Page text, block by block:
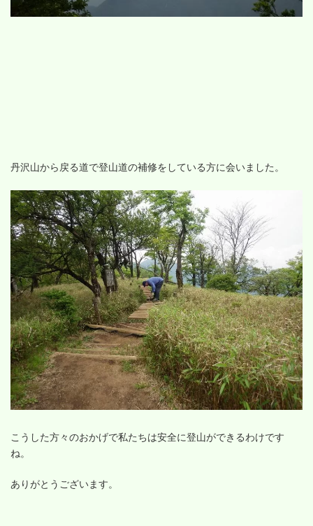
丹沢山から戻る道で登山道の補修をしている方に会いました。
こうした方々のおかげで私たちは安全に登山ができるわけです
ね。
ありがとうございます。